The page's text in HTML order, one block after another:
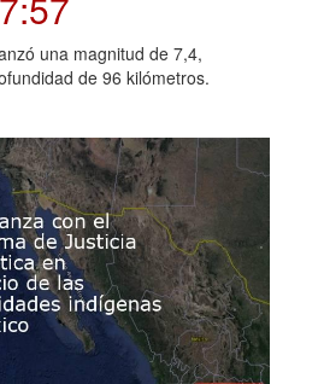
una magnitud de 7,4,
de 96 kilómetros.